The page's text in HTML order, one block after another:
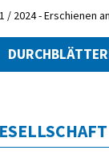
/ 2024 - Erschienen